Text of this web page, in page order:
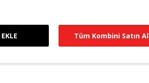
Tüm Kombini Satın Al